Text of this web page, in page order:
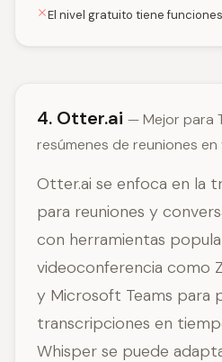
El nivel gratuito tiene
4. Otter.ai — Mejor para
resúmenes de reuniones en
Otter.ai se enfoca en la
para reuniones y
con herramientas
videoconferencia como
y Microsoft Teams para
transcripciones en
Whisper se puede